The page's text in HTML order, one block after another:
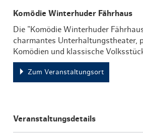
Komödie Winterhuder Fährhaus
Die "Komödie Winterhuder
charmantes Unterhaltungstheater,
Komödien und klassische
Zum Veranstaltungsort
Veranstaltungsdetails